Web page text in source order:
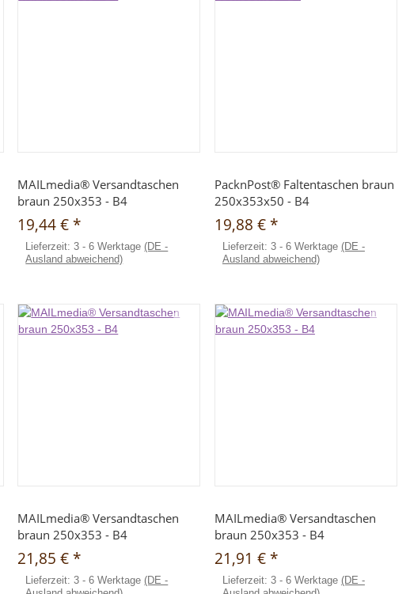
MAILmedia® Versandtaschen
braun 250x353 - B4
19,44 € *
Lieferzeit:3 - 6 Werktage(DE -
Ausland abweichend)
PacknPost® Faltentaschen braun
250x353x50 - B4
19,88 € *
Lieferzeit: 3 - 6 Werktage (DE -
Ausland abweichend)
MAILmedia® Versandtaschen
braun 250x353 - B4
21,85 € *
Lieferzeit:3 - 6 Werktage(DE -
MAILmedia® Versandtaschen
braun 250x353 - B4
21,91 € *
Lieferzeit: 3 - 6 Werktage (DE -